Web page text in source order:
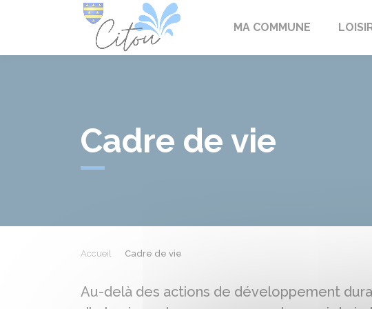
MA COMMUNE
Cadre de vie
Accueil Cadre de vie
Au-delà des actions de développement